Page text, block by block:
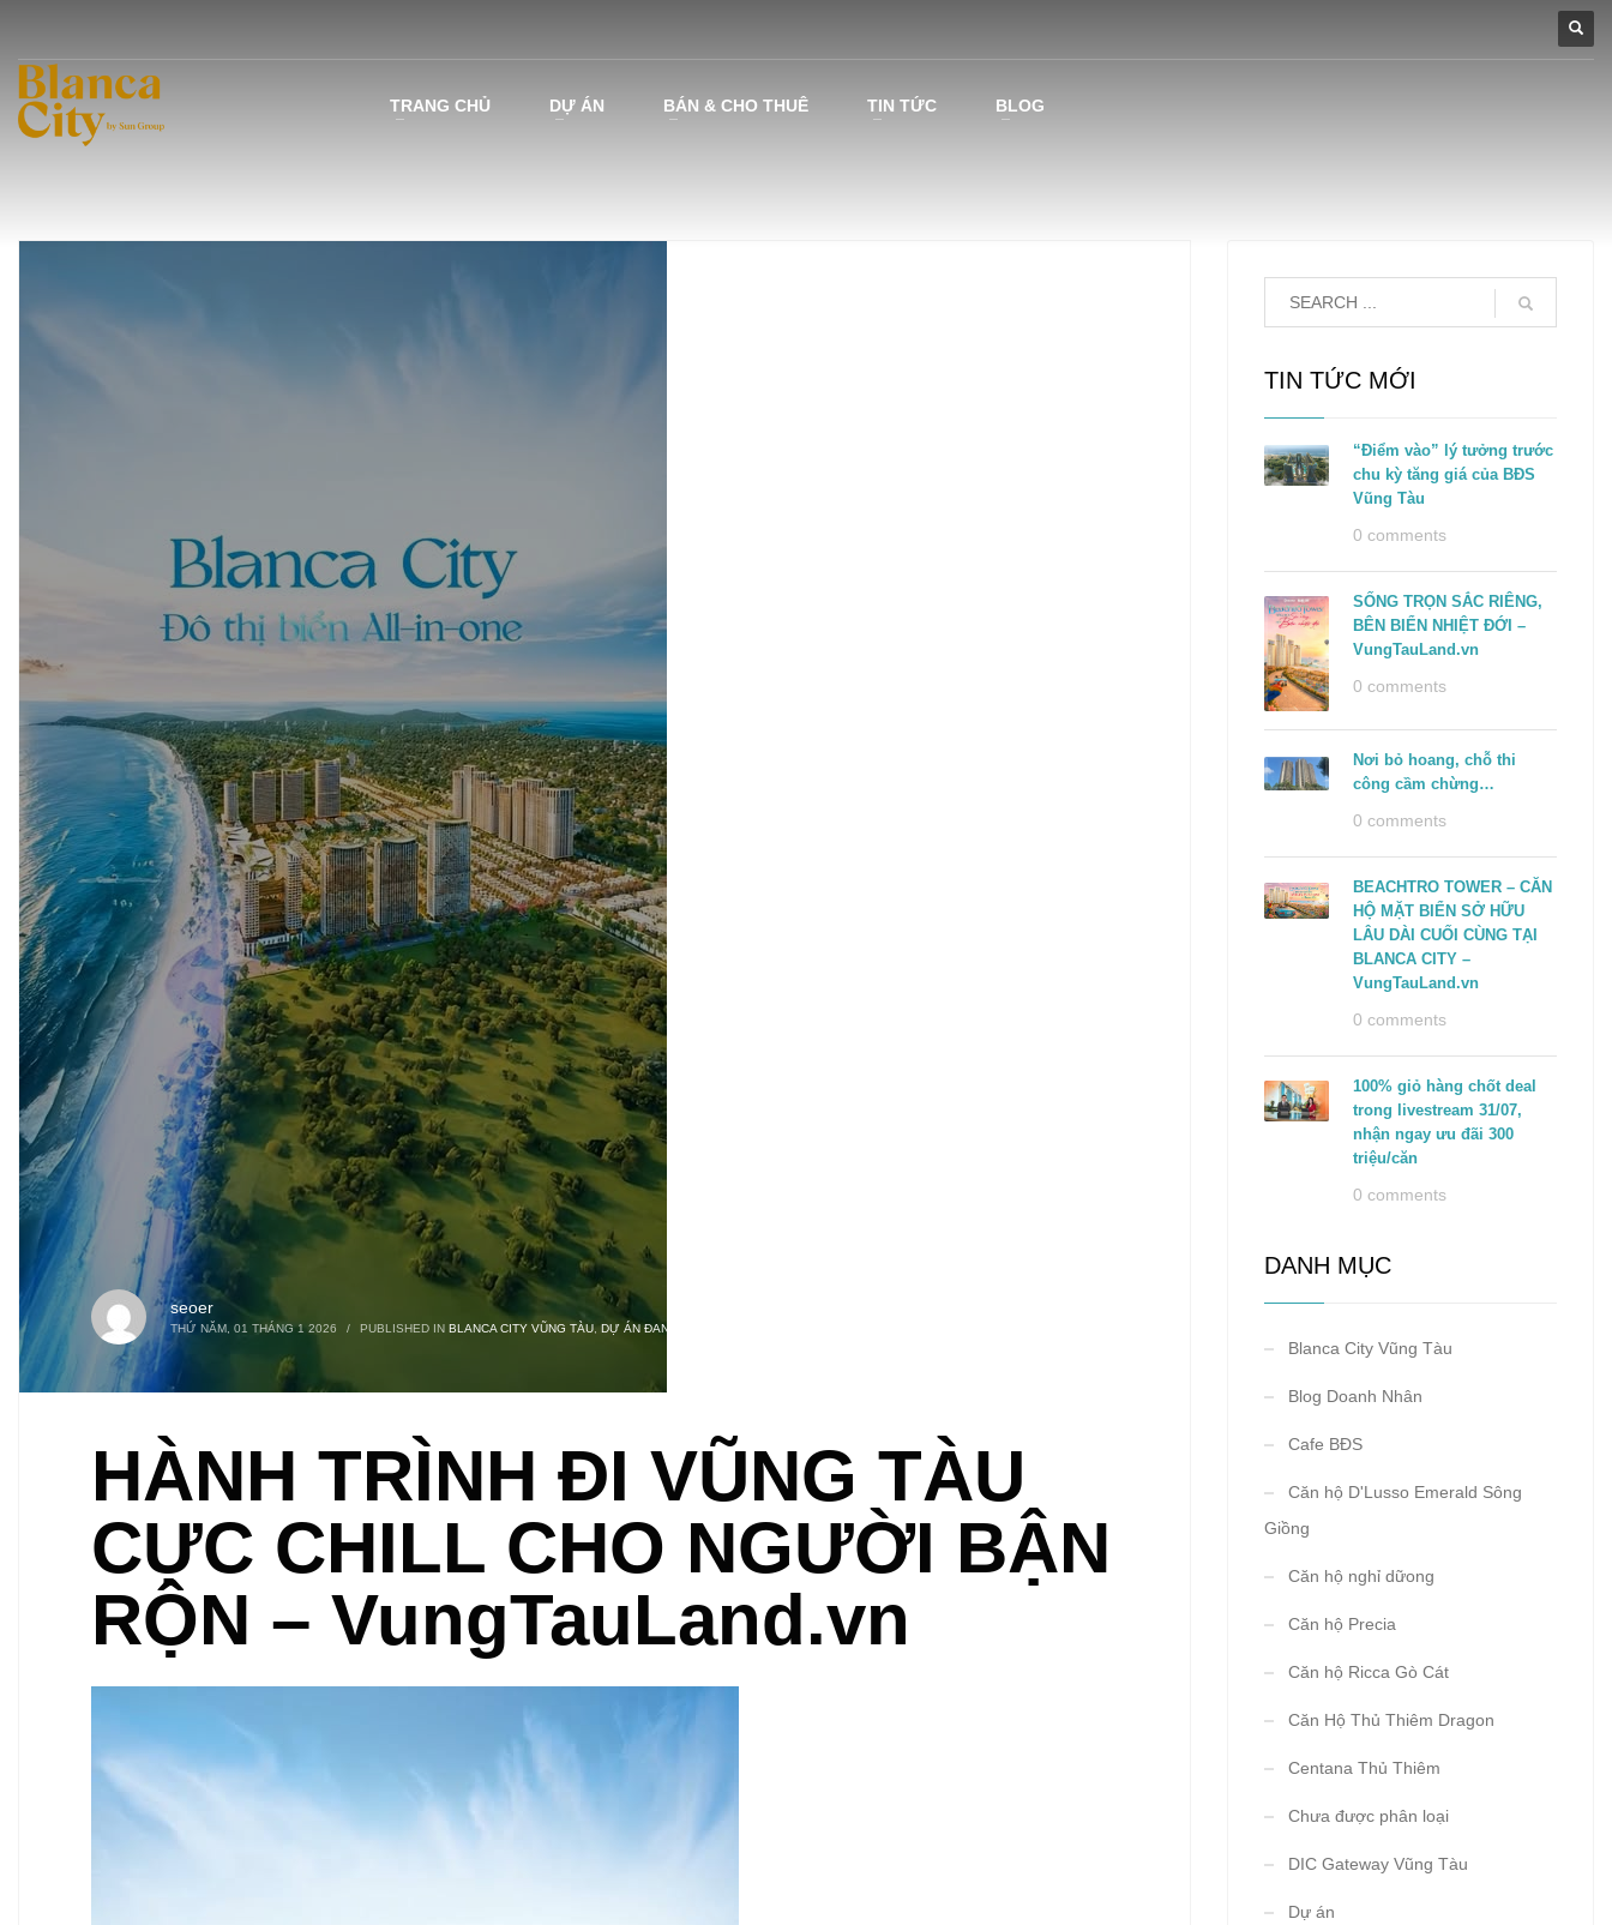
TRANG CHỦ DỰ ÁN BÁN & CHO THUÊ TIN TỨC BLOG
seoer
THỨ NĂM, 01 THÁNG 1 2026 / PUBLISHED IN BLANCA CITY VŨNG TÀU DỰ ÁN ĐANG TRIỂN KHAI
HÀNH TRÌNH ĐI VŨNG TÀU
CỰC CHILL CHO NGƯỜI BẬN
RỘN – VungTauLand.vn
TIN TỨC MỚI
“Điểm vào” lý tưởng trước
chu kỳ tăng giá của BĐS
Vũng Tàu
0 comments
SỐNG TRỌN SẮC RIÊNG,
BÊN BIỂN NHIỆT ĐỚI –
VungTauLand.vn
0 comments
Nơi bỏ hoang, chỗ thi
công cầm chừng…
0 comments
BEACHTRO TOWER – CĂN
HỘ MẶT BIỂN SỞ HỮU
LÂU DÀI CUỐI CÙNG TẠI
BLANCA CITY –
VungTauLand.vn
0 comments
100% giỏ hàng chốt deal
trong livestream 31/07,
nhận ngay ưu đãi 300
triệu/căn
0 comments
DANH MỤC
Blanca City Vũng Tàu
Blog Doanh Nhân
Cafe BĐS
Căn hộ D'Lusso Emerald Sông
Giồng
Căn hộ nghỉ dữong
Căn hộ Precia
Căn hộ Ricca Gò Cát
Căn Hộ Thủ Thiêm Dragon
Centana Thủ Thiêm
Chưa được phân loại
DIC Gateway Vũng Tàu
Dự án